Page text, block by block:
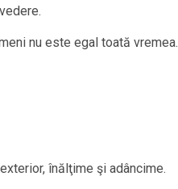
nu este egal toată vremea.
înălţime şi adâncime.